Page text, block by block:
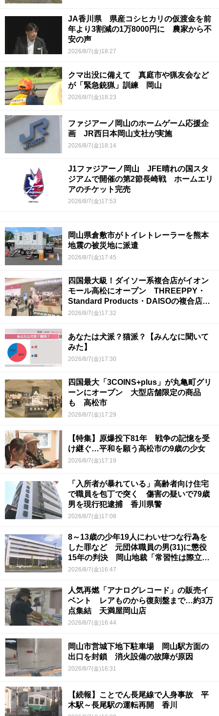
JA香川県 県産コシヒカリの仮渡金を前
年より3割減の1万8000円に 農家から不
安の声
2026/8/7(金)18:27
クマ出没に備えて 真庭市や猟友会など
が「緊急銃猟」訓練 岡山
2026/8/7(金)18:23
ファジアーノ岡山のホームゲーム応援企
画 JR西日本岡山支社が実施
2026/8/7(金)18:14
J1ファジアーノ岡山 JFE晴れの国スタ
ジアムで開催の第2節長崎戦 ホームエリ
アのチケット完売
2026/8/7(金)17:53
岡山県倉敷市がトイレトレーラーを熊本
地震の被災地に派遣
2026/8/7(金)17:45
四国最大級！ダイソー系複合店がイオン
モール高松にオープン THREEPPY・
Standard Products・DAISOの複合店は
香川県初
2026/8/7(金)17:32
あなたは犬派？猫派？【みんなに聞いて
みた】
2026/8/7(金)17:30
四国最大「3COINS+plus」が丸亀町グリ
ーンにオープン 大型店舗限定の商品
も 高松市
2026/8/7(金)17:29
【特集】原爆投下81年 戦争の記憶を受
け継ぐ…平和を願う高松市の9歳の少女
2026/8/7(金)17:19
「入所者が暴れている」高齢者向け住宅
で職員を包丁で突く 傷害の疑いで79歳
男を現行犯逮捕 香川県警
2026/8/7(金)17:08
8～13歳の少年19人にわいせつな行為を
した罪など 元団体職員の男(31)に懲役
15年の判決 岡山地裁「常習性は際立っ
ていて被害結果も非常に重い」
2026/8/7(金)16:47
人気再燃「アナログレコード」の販売イ
ベント レアものから復刻盤まで…約3万
点集結 天満屋岡山店
2026/8/7(金)16:44
岡山市営城下地下駐車場 岡山駅方面の
出口を封鎖 消火設備の故障が原因
2026/8/7(金)16:31
【続報】ことでん長尾線で人身事故 平
木駅～長尾駅の運転再開 香川